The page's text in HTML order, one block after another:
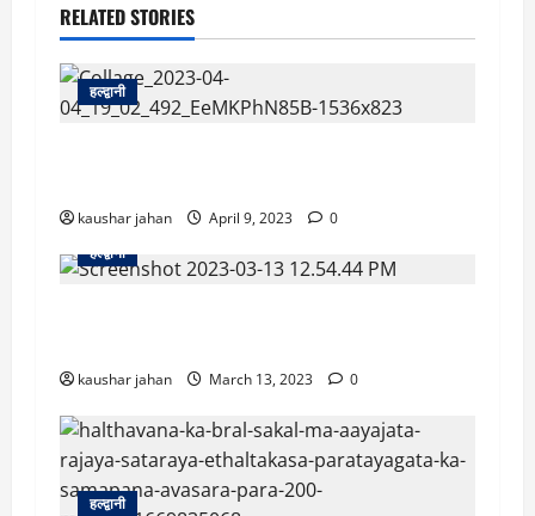
RELATED STORIES
हल्द्वानी
kaushar jahan April 9, 2023
0
हल्द्वानी
kaushar jahan March 13, 2023 0
हल्द्वानी